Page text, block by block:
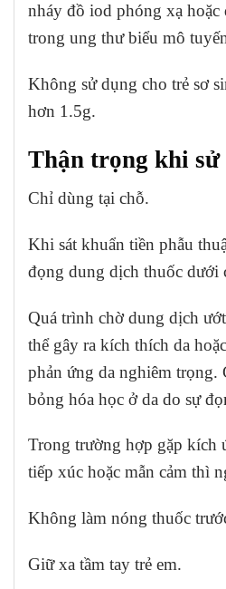
nháy đồ iod phóng xạ
trong ung thư biểu mô
Không sử dụng cho trẻ sơ
hơn 1.5g.
Thận trọng khi sử
Chỉ dùng tại chỗ.
Khi sát khuẩn tiền phẫu
đọng dung dịch thuốc dưới
Quá trình chờ dung dịch
thể gây ra kích thích da
phản ứng da nghiêm trọng.
bỏng hóa học ở da do sự
Trong trường hợp gặp kích
tiếp xúc hoặc mẫn cảm thì
Không làm nóng thuốc
Giữ xa tầm tay trẻ em.